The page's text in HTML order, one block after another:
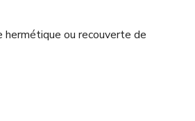
hermétique ou recouverte de